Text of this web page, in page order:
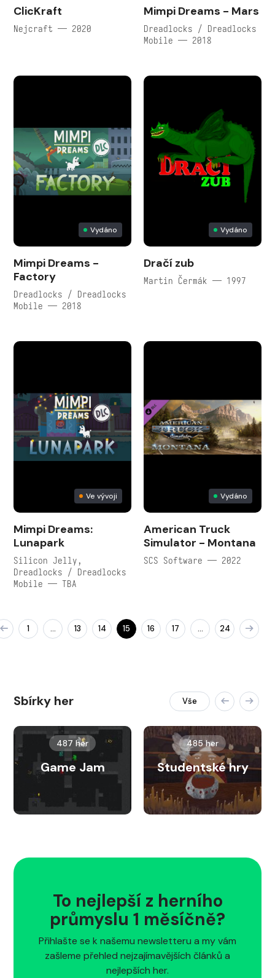
ClicKraft
Nejcraft — 2020
Mimpi Dreams - Mars
Dreadlocks / Dreadlocks
Mobile — 2018
Vydáno
Mimpi Dreams -
Factory
Dreadlocks / Dreadlocks
Mobile — 2018
Vydáno
Dračí zub
Martin Čermák — 1997
Ve vývoji
Mimpi Dreams:
Lunapark
Silicon Jelly,
Dreadlocks / Dreadlocks
Mobile — TBA
Vydáno
American Truck
Simulator - Montana
SCS Software — 2022
1 … 13 14 15 16 17 … 24
Sbírky her Vše
487 her
Game Jam
485 her
Studentské hry
To nejlepší z herního
průmyslu 1 měsíčně?
Přihlašte se k našemu newsletteru a my vám
zašleme přehled nejzajímavějších článků a
nejlepších her.